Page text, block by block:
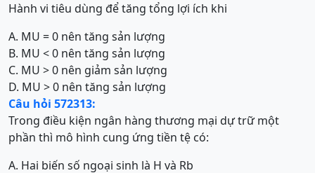
Hành vi tiêu dùng để tăng tổng lợi ích khi
A. MU = 0 nên tăng sản lượng
B. MU < 0 nên tăng sản lượng
C. MU > 0 nên giảm sản lượng
D. MU > 0 nên tăng sản lượng
Câu hỏi 572313:
Trong điều kiện ngân hàng thương mại dự trữ một
phần thì mô hình cung ứng tiền tệ có:
A. Hai biến số ngoại sinh là H và Rb